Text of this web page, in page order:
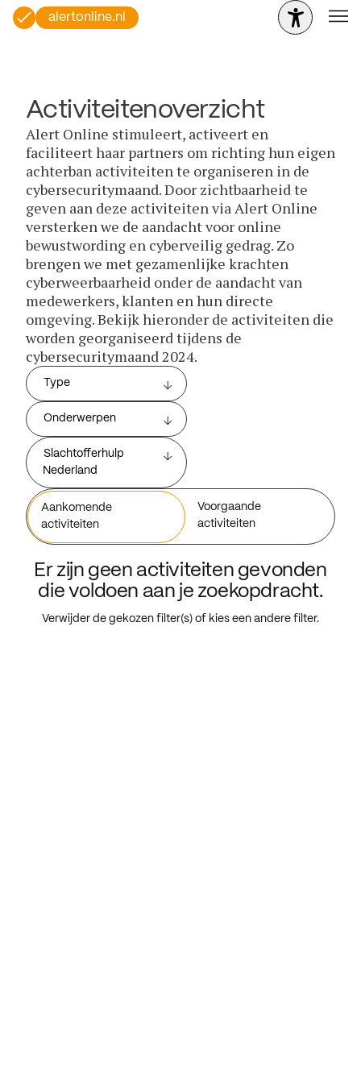
alertonline.nl
Activiteitenoverzicht
Alert Online stimuleert, activeert en
faciliteert haar partners om richting hun eigen
achterban activiteiten te organiseren in de
cybersecuritymaand. Door zichtbaarheid te
geven aan deze activiteiten via Alert Online
versterken we de aandacht voor online
bewustwording en cyberveilig gedrag. Zo
brengen we met gezamenlijke krachten
cyberweerbaarheid onder de aandacht van
medewerkers, klanten en hun directe
omgeving. Bekijk hieronder de activiteiten die
worden georganiseerd tijdens de
cybersecuritymaand 2024.
Type
Onderwerpen
Slachtofferhulp
Nederland
Aankomende
activiteiten
Voorgaande
activiteiten
Er zijn geen activiteiten gevonden
die voldoen aan je zoekopdracht.
Verwijder de gekozen filter(s) of kies een andere filter.